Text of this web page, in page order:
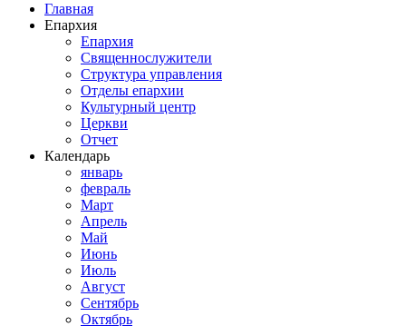
Главная
Епархия
Епархия
Священнослужители
Структура управления
Отделы епархии
Культурный центр
Церкви
Отчет
Календарь
январь
февраль
Март
Апрель
Май
Июнь
Июль
Август
Сентябрь
Октябрь